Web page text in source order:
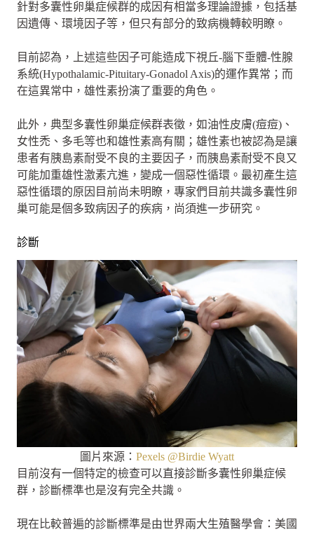
針對多囊性卵巢症候群的成因有相當多理論證據，包括基
因遺傳、環境因子等，但只有部分的致病機轉較明瞭。
目前認為，上述這些因子可能造成下視丘-腦下垂體-性腺
系統(Hypothalamic-Pituitary-Gonadol Axis)的運作異常；而
在這異常中，雄性素扮演了重要的角色。
此外，典型多囊性卵巢症候群表徵，如油性皮膚(痘痘)、
女性禿、多毛等也和雄性素高有關；雄性素也被認為是讓
患者有胰島素耐受不良的主要因子，而胰島素耐受不良又
可能加重雄性激素亢進，變成一個惡性循環。最初產生這
惡性循環的原因目前尚未明瞭，專家們目前共識多囊性卵
巢可能是個多致病因子的疾病，尚須進一步研究。
診斷
圖片來源： Pexels @Birdie Wyatt
目前沒有一個特定的檢查可以直接診斷多囊性卵巢症候
群，診斷標準也是沒有完全共識。
現在比較普遍的診斷標準是由世界兩大生殖醫學會：美國